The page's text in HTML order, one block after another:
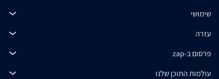
שימושי
עזרה
פרסום ב-zap
עולמות התוכן שלנו